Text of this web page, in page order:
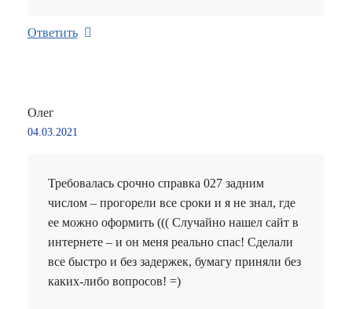
Ответить
Олег
04.03.2021
Требовалась срочно справка 027 задним
числом – прогорели все сроки и я не знал, где
ее можно оформить ((( Случайно нашел сайт в
интернете – и он меня реально спас! Сделали
все быстро и без задержек, бумагу приняли без
каких-либо вопросов! =)